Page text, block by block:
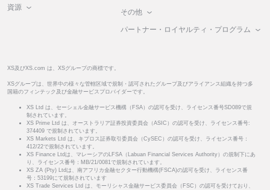
資源
その他
パートナー・ロイヤルティ・プログラム
XS及びXS.com は、XSグループの商標です。
XSグループは、世界中の様々な管轄区域で規制・認可されたグループ及びアライアンス組織を持つ多
国籍のフィンテック及び金融サービスプロバイダーです。
XS Ltd は、セーシェル金融サービス機構（FSA）の認可を受け、ライセンス番号SD089で規
制されています。
XS Prime Ltd は、オーストラリア証券投資委員会（ASIC）の認可を受け、ライセンス番号:
374409 で規制されています。
XS Markets Ltd は、キプロス証券取引委員会（CySEC）の認可を受け、ライセンス番号：
412/22で規制されています。
XS Finance Ltdは、マレーシアのLFSA（Labuan Financial Services Authority）の規制下にあ
り、ライセンス番号：MB/21/0081で規制されています。
XS ZA (Pty) Ltdは、南アフリカ金融セクター行動機構(FSCA)の認可を受け、ライセンス番
号：53199にて規制されています
XS Trade Services Ltd は、モーリシャス金融サービス委員会（FSC）の認可を受けており、